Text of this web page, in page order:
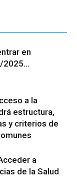
en
2025…
a la
estructura,
y criterios de
a
de la Salud